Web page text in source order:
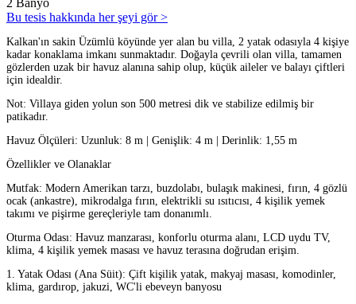
Bu tesis hakkında her şeyi gör >
Kalkan'ın sakin Üzümlü köyünde yer alan bu villa, 2 yatak odasıyla 4 kişiye
kadar konaklama imkanı sunmaktadır. Doğayla çevrili olan villa, tamamen
gözlerden uzak bir havuz alanına sahip olup, küçük aileler ve balayı çiftleri
için idealdir.
Not: Villaya giden yolun son 500 metresi dik ve stabilize edilmiş bir
patikadır.
Havuz Ölçüleri: Uzunluk: 8 m | Genişlik: 4 m | Derinlik: 1,55 m
Özellikler ve Olanaklar
Mutfak: Modern Amerikan tarzı, buzdolabı, bulaşık makinesi, fırın, 4 gözlü
ocak (ankastre), mikrodalga fırın, elektrikli su ısıtıcısı, 4 kişilik yemek
takımı ve pişirme gereçleriyle tam donanımlı.
Oturma Odası: Havuz manzarası, konforlu oturma alanı, LCD uydu TV,
klima, 4 kişilik yemek masası ve havuz terasına doğrudan erişim.
1. Yatak Odası (Ana Süit): Çift kişilik yatak, makyaj masası, komodinler,
klima, gardırop, jakuzi, WC'li ebeveyn banyosu